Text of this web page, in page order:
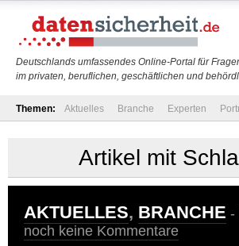
Deutschlands umfassendes Online-Portal für
im privaten, beruflichen, geschäftlichen und
Themen: Aktuelles Branche Experten
Artikel mit
AKTUELLES, BRANCHE -
noch keine Kommentare